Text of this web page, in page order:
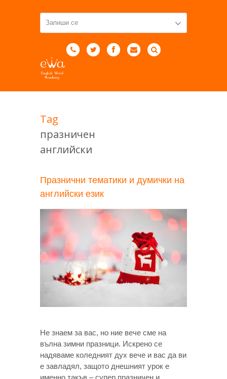
Tag
празничен
английски
Празнични тематики и думички на
английски език
Не знаем за вас, но ние вече сме на
вълна зимни празници. Искрено се
надяваме коледният дух вече и вас да ви
е завладял, защото днешният урок е
именно такъв – супер празничен и